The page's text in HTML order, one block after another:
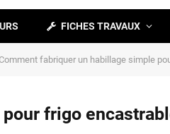
FICHES TRAVAUX
Comment fabriquer un habillage simple
frigo